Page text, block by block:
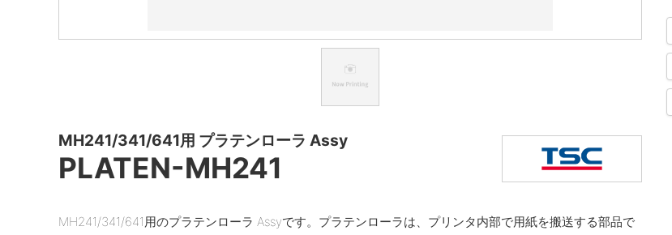
MH241/341/641用 プラテンローラ Assy
PLATEN-MH241
MH241/341/641用のプラテンローラ Assyです。プラテンローラは、プリンタ内部で用紙を搬送する部品で